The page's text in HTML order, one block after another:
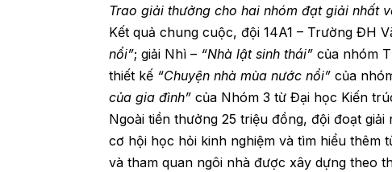
Trao giải thưởng cho hai nhóm đạt giải nhất
Kết quả chung cuộc, đội 14A1 – Trường ĐH
nổi”; giải Nhì – “Nhà lật sinh thái” của nhóm
thiết kế “Chuyện nhà mùa nước nổi” của
của gia đình” của Nhóm 3 từ Đại học Kiến
Ngoài tiền thưởng 25 triệu đồng, đội đoạt
cơ hội học hỏi kinh nghiệm và tìm hiểu thêm
và tham quan ngôi nhà được xây dựng theo